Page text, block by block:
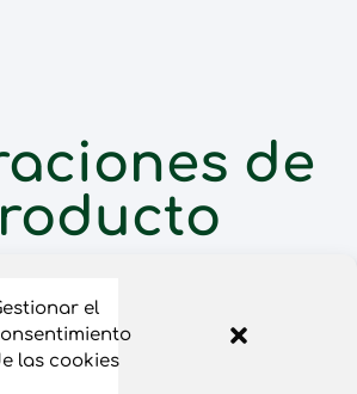
el
las cookies
de